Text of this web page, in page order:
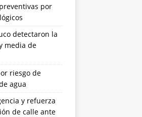
por
detectaron la
media de
riesgo de
agua
y refuerza
de calle ante